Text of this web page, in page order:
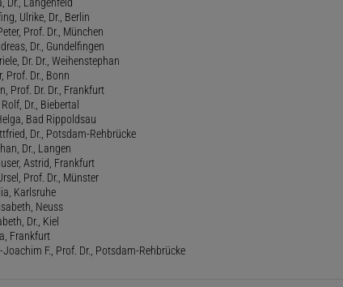
Ulrike, Dr., Berlin
Prof. Dr., München
Dr., Gundelfingen
Dr. Dr., Weihenstephan
Prof. Dr., Bonn
Prof. Dr. Dr., Frankfurt
Dr., Biebertal
Bad Rippoldsau
Dr., Potsdam-Rehbrücke
Dr., Langen
Astrid, Frankfurt
Prof. Dr., Münster
Karlsruhe
Neuss
Dr., Kiel
Frankfurt
F., Prof. Dr., Potsdam-Rehbrücke